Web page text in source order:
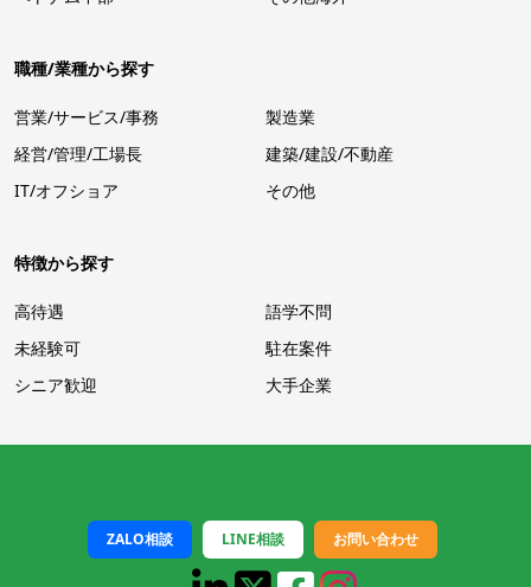
職種/業種から探す
営業/サービス/事務
製造業
経営/管理/工場長
建築/建設/不動産
IT/オフショア
その他
特徴から探す
高待遇
語学不問
未経験可
駐在案件
シニア歓迎
大手企業
ZALO相談 LINE相談 お問い合わせ